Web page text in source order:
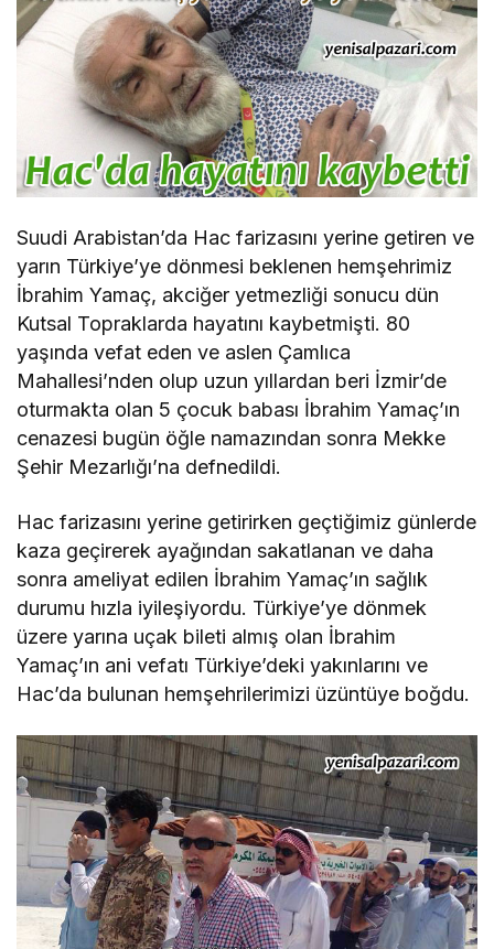
Suudi Arabistan’da Hac farizasını yerine getiren ve
yarın Türkiye’ye dönmesi beklenen hemşehrimiz
İbrahim Yamaç, akciğer yetmezliği sonucu dün
Kutsal Topraklarda hayatını kaybetmişti. 80
yaşında vefat eden ve aslen Çamlıca
Mahallesi’nden olup uzun yıllardan beri İzmir’de
oturmakta olan 5 çocuk babası İbrahim Yamaç’ın
cenazesi bugün öğle namazından sonra Mekke
Şehir Mezarlığı’na defnedildi.
Hac farizasını yerine getirirken geçtiğimiz günlerde
kaza geçirerek ayağından sakatlanan ve daha
sonra ameliyat edilen İbrahim Yamaç’ın sağlık
durumu hızla iyileşiyordu. Türkiye’ye dönmek
üzere yarına uçak bileti almış olan İbrahim
Yamaç’ın ani vefatı Türkiye’deki yakınlarını ve
Hac’da bulunan hemşehrilerimizi üzüntüye boğdu.